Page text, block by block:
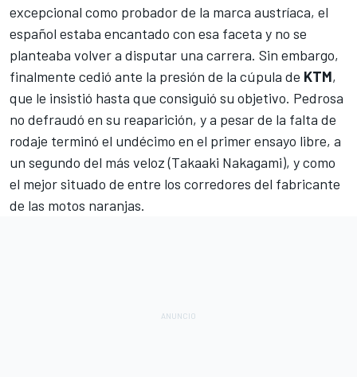
excepcional como probador de la marca austríaca, el
español estaba encantado con esa faceta y no se
planteaba volver a disputar una carrera. Sin embargo,
finalmente cedió ante la presión de la cúpula de KTM,
que le insistió hasta que consiguió su objetivo. Pedrosa
no defraudó en su reaparición, y a pesar de la falta de
rodaje terminó el undécimo en el primer ensayo libre, a
un segundo del más veloz (Takaaki Nakagami), y como
el mejor situado de entre los corredores del fabricante
de las motos naranjas.